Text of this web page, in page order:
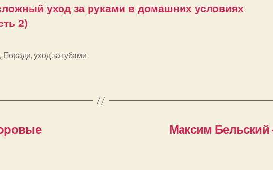
уход за руками в домашних условиях
2)
, Поради,уход за губами
Максим